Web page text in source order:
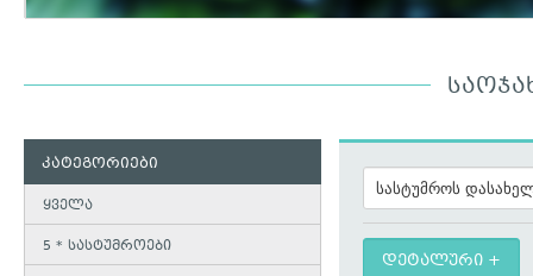
კატეგორიები
ყველა
5 * სასტუმროები
დეტალური